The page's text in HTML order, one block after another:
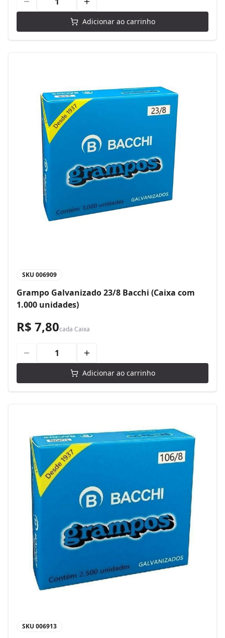
Adicionar ao carrinho
SKU 006909
Grampo Galvanizado 23/8 Bacchi (Caixa com
1.000 unidades)
R$ 7,80cada Caixa
Adicionar ao carrinho
SKU 006913